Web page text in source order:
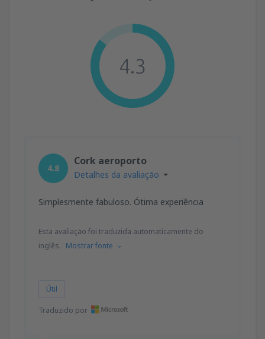
4.3
4.8
Cork aeroporto
Detalhes da avaliação
Simplesmente fabuloso. Ótima experiência
Esta avaliação foi traduzida automaticamente do
inglês. Mostrar fonte
Útil
Traduzido por